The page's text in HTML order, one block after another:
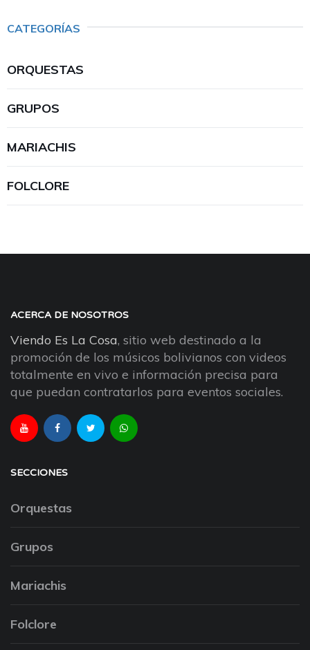
CATEGORÍAS
ORQUESTAS
GRUPOS
MARIACHIS
FOLCLORE
ACERCA DE NOSOTROS
Viendo Es La Cosa, sitio web destinado a la
promoción de los músicos bolivianos con videos
totalmente en vivo e información precisa para
que puedan contratarlos para eventos sociales.
SECCIONES
Orquestas
Grupos
Mariachis
Folclore